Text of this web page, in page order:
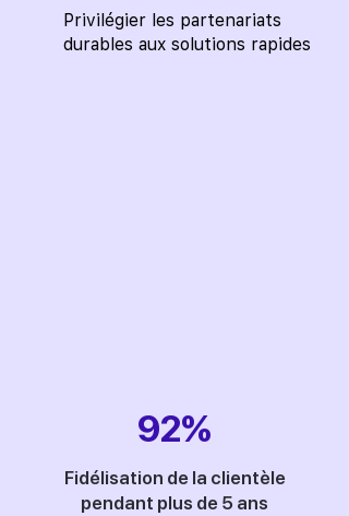
Privilégier les partenariats
durables aux solutions rapides
92%
Fidélisation de la clientèle
pendant plus de 5 ans